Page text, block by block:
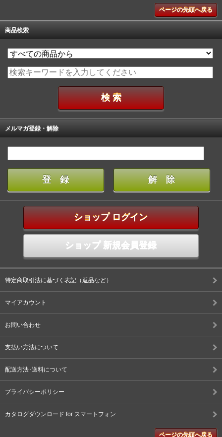
ページの先頭へ戻る
商品検索
メルマガ登録・解除
ショップ ログイン
ショップ 新規会員登録
特定商取引法に基づく表記（返品など）
マイアカウント
お問い合わせ
支払い方法について
配送方法･送料について
プライバシーポリシー
カタログダウンロード for スマートフォン
ページの先頭へ戻る